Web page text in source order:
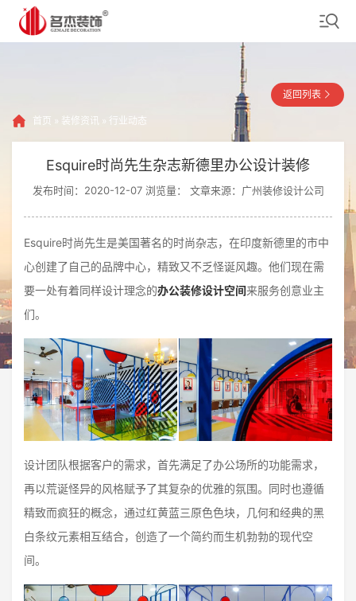
首页 » 装修资讯 » 行业动态
返回列表
Esquire时尚先生杂志新德里办公设计装修
发布时间：2020-12-07 浏览量： 文章来源：广州装修设计公司
Esquire时尚先生是美国著名的时尚杂志，在印度新德里的市中
心创建了自己的品牌中心，精致又不乏怪诞风趣。他们现在需
要一处有着同样设计理念的办公装修设计空间来服务创意业主
们。
设计团队根据客户的需求，首先满足了办公场所的功能需求，
再以荒诞怪异的风格赋予了其复杂的优雅的氛围。同时也遵循
精致而疯狂的概念，通过红黄蓝三原色色块，几何和经典的黑
白条纹元素相互结合，创造了一个简约而生机勃勃的现代空
间。